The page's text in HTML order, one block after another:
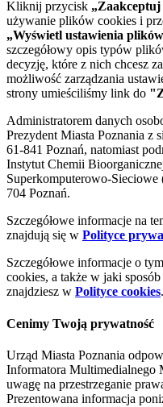
Kliknij przycisk
używanie plików cookies i
„Wyświetl ustawienia
szczegółowy opis typów
decyzję, które z nich chcesz
możliwość zarządzania
strony umieściliśmy link do
Administratorem danych
Prezydent Miasta Poznania z
61-841 Poznań, natomiast
Instytut Chemii
Superkomputerowo-
704 Poznań.
Szczegółowe informacje na
znajdują się w Polityce
Szczegółowe informacje o
cookies, a także w jaki
znajdziesz w Polityce cookies.
Cenimy Twoją prywatność
Urząd Miasta Poznania
Informatora Multimedialnego
uwagę na przestrzeganie
Prezentowana informacja